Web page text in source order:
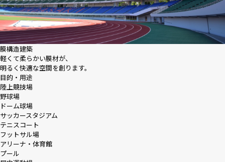
製品・サービス
実績
太陽工業コラム
採用情報
ニュース
膜構造建築
軽くて柔らかい膜材が、
明るく快適な空間を創ります。
目的・用途
陸上競技場
野球場
ドーム球場
サッカースタジアム
テニスコート
フットサル場
アリーナ・体育館
プール